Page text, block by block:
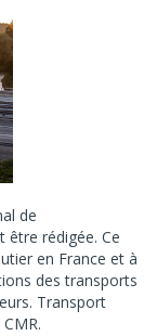
de
être rédigée. Ce
en France et à
des transports
Transport